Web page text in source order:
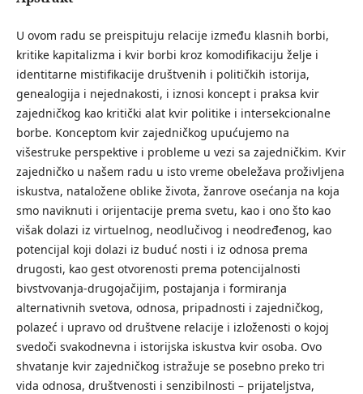
U ovom radu se preispituju relacije između klasnih borbi,
kritike kapitalizma i kvir borbi kroz komodifikaciju želje i
identitarne mistifikacije društvenih i političkih istorija,
genealogija i nejednakosti, i iznosi koncept i praksa kvir
zajedničkog kao kritički alat kvir politike i intersekcionalne
borbe. Konceptom kvir zajedničkog upućujemo na
višestruke perspektive i probleme u vezi sa zajedničkim. Kvir
zajedničko u našem radu u isto vreme obeležava proživljena
iskustva, nataložene oblike života, žanrove osećanja na koja
smo naviknuti i orijentacije prema svetu, kao i ono što kao
višak dolazi iz virtuelnog, neodlučivog i neodređenog, kao
potencijal koji dolazi iz buduć nosti i iz odnosa prema
drugosti, kao gest otvorenosti prema potencijalnosti
bivstvovanja-drugojačijim, postajanja i formiranja
alternativnih svetova, odnosa, pripadnosti i zajedničkog,
polazeć i upravo od društvene relacije i izloženosti o kojoj
svedoči svakodnevna i istorijska iskustva kvir osoba. Ovo
shvatanje kvir zajedničkog istražuje se posebno preko tri
vida odnosa, društvenosti i senzibilnosti – prijateljstva,